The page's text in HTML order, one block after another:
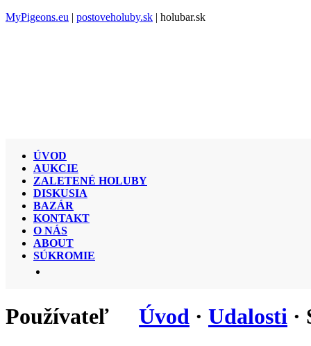
MyPigeons.eu | postoveholuby.sk | holubar.sk
ÚVOD
AUKCIE
ZALETENÉ HOLUBY
DISKUSIA
BAZÁR
KONTAKT
O NÁS
ABOUT
SÚKROMIE
Používateľ Úvod · Udalosti ·